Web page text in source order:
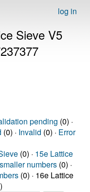
log in
Sieve V5
pending (0) ·
(0) · Invalid (0) · Error
(0) · 15e Lattice
numbers (0) ·
(0) · 16e Lattice